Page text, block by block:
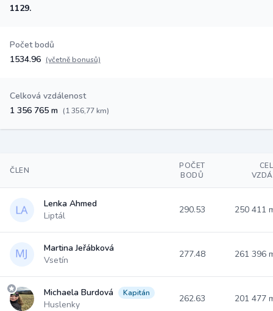
1129.
Počet bodů
1534.96 (včetně bonusů)
Celková vzdálenost
1 356 765 m (1 356,77 km)
ČLEN
POČET
BODŮ
Lenka Ahmed
Liptál
290.53 250 411
Martina Jeřábková
Vsetín
277.48 261 396
Michaela Burdová Kapitán
Huslenky
262.63 201 477